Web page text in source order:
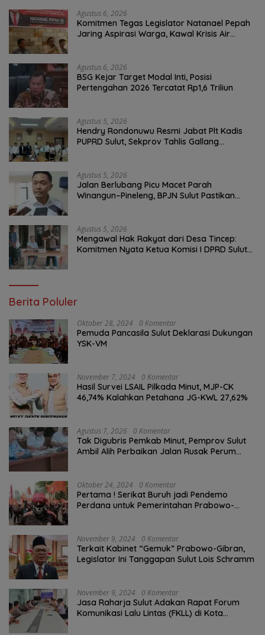
Agustus 6, 2026
Komitmen Tegas Legislator Natanael Pepah
Jaring Aspirasi Warga, Kawal Krisis Air
Agustus 6, 2026
BSG Kejar Target Modal Inti, Posisi
Pertengahan 2026 Tercatat Rp1,6 Triliun
Agustus 5, 2026
Hendry Rondonuwu Resmi Jabat Plt Kadis
PUPRD Sulut, Sekprov Tahlis Gallang
Agustus 5, 2026
Jalan Berlubang Picu Macet Parah
Winangun–Pineleng, BPJN Sulut Pastikan
Agustus 5, 2026
Mengawal Hak Rakyat dari Desa Tincep:
Komitmen Nyata Ketua Komisi I DPRD Sulut
Berita Poluler
Oktober 28, 2024 0 Komentar
Pemuda Pancasila Sulut Deklarasi Dukungan
YSK-VM
November 7, 2024 0 Komentar
Hasil Survei LSAIL Pilkada Minut, MJP-CK
46,74% Kalahkan Petahana JG-KWL 27,62%
Agustus 7, 2026 0 Komentar
Tak Digubris Pemkab Minut, Pemprov Sulut
Ambil Alih Perbaikan Jalan Rusak Perum
Oktober 24, 2024 0 Komentar
Pertama ! Serikat Buruh jadi Pendemo
Perdana untuk Pemerintahan Prabowo-
November 9, 2024 0 Komentar
Terkait Kabinet “Gemuk” Prabowo-Gibran,
Legislator Ini Tanggapan Sulut Lois Schramm
November 9, 2024 0 Komentar
Jasa Raharja Sulut Adakan Rapat Forum
Komunikasi Lalu Lintas (FKLL) di Kota